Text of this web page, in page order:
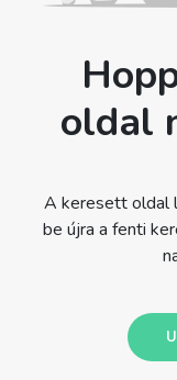
oldal
A keresett oldal
be újra a fenti